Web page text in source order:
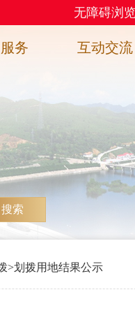
无障碍浏
务 互动交流
搜索
>划拨用地结果公示